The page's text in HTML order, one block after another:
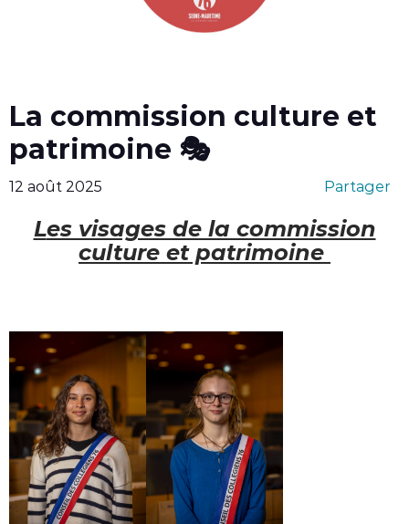
La commission culture et
patrimoine 🎭
12 août 2025 Partager
Les visages de la commission
culture et patrimoine